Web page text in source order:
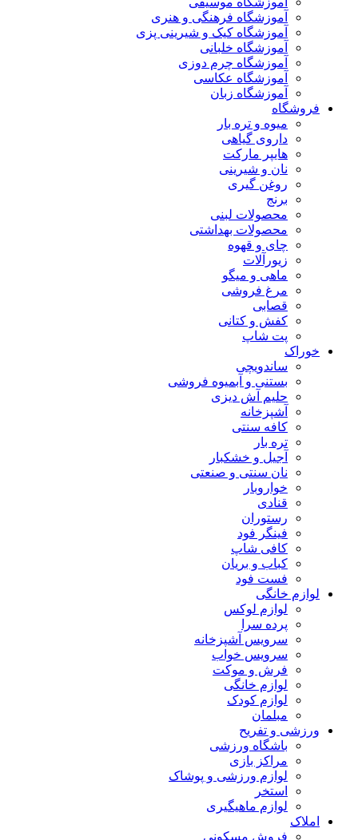
آموزشگاه فرهنگی و هنری
آموزشگاه کیک و شیرینی پزی
آموزشگاه خلبانی
آموزشگاه چرم دوزی
آموزشگاه عکاسی
آموزشگاه زبان
فروشگاه
میوه و تره بار
داروی گیاهی
هایپر مارکت
نان و شیرینی
روغن گیری
برنج
محصولات لبنی
محصولات بهداشتی
چای و قهوه
زیورآلات
ماهی و میگو
مرغ فروشی
قصابی
کفش و کتانی
پت شاپ
خوراک
ساندویچی
بستنی و آبمیوه فروشی
حلیم آش دیزی
آشپزخانه
کافه سنتی
تره بار
آجیل و خشکبار
نان سنتی و صنعتی
خواروبار
قنادی
رستوران
فینگر فود
کافی شاپ
کباب و بریان
فست فود
لوازم خانگی
لوازم لوکس
پرده سرا
سرویس آشپزخانه
سرویس خواب
فرش و موکت
لوازم خانگی
لوازم کودک
مبلمان
ورزشی و تفریح
باشگاه ورزشی
مراکز بازی
لوازم ورزشی و پوشاک
استخر
لوازم ماهیگیری
املاک
فروش مسکونی